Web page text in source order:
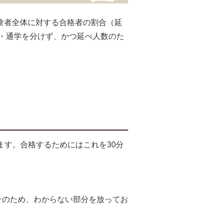
全体に対する合格者の割合（延
通学を分けず、かつ延べ人数のた
。合格するためにはこれを30分
ため、わからない部分を放ってお